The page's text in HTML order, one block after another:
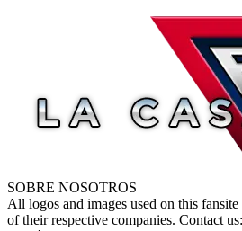
SOBRE NOSOTROS
All logos and images used on this fansite
of their respective companies. Contact us: